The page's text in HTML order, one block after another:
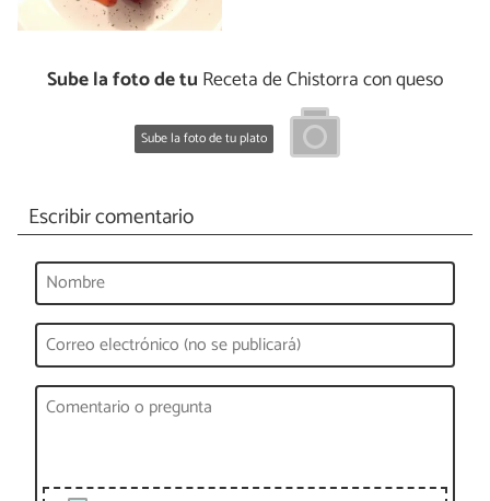
Sube la foto de tu Receta de Chistorra con queso
Sube la foto de tu plato
Escribir comentario